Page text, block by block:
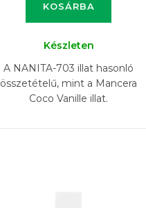
KOSÁRBA
Készleten
A NANITA-703 illat hasonló
összetételű, mint a Mancera
Coco Vanille illat.